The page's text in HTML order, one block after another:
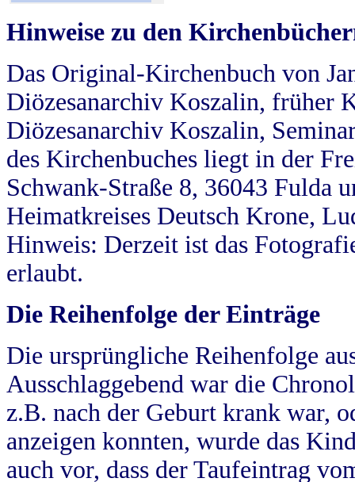
Hinweise zu den
Das Original-Kirchenbuch von
Diözesanarchiv Koszalin, früher
Diözesanarchiv Koszalin,
des Kirchenbuches liegt in der
Schwank-Straße 8, 36043 Fulda
Heimatkreises Deutsch Krone,
Hinweis: Derzeit ist das
erlaubt.
Die Reihenfolge der Einträge
Die ursprüngliche Reihenfolge
Ausschlaggebend war die
z.B. nach der Geburt krank war,
anzeigen konnten, wurde das
auch vor, dass der Taufeintrag